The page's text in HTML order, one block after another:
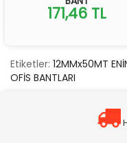
171,46 TL
Etiketler: 12MMx50MT
OFİS BANTLARI